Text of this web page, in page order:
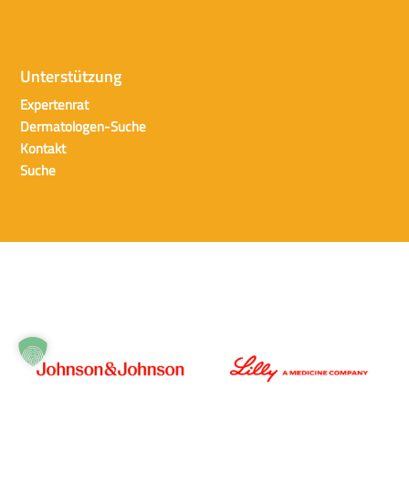
Unterstützung
Expertenrat
Dermatologen-Suche
Kontakt
Suche